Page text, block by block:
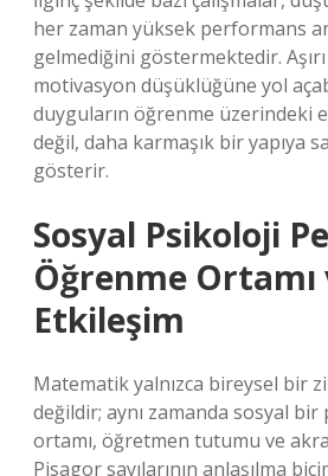
her zaman yüksek performans
gelmediğini göstermektedir.
motivasyon düşüklüğüne yol
duyguların öğrenme üzerindeki
değil, daha karmaşık bir yapıya
gösterir.
Sosyal Psikoloji
Öğrenme Ortamı
Etkileşim
Matematik yalnızca bireysel bir
değildir; aynı zamanda sosyal
ortamı, öğretmen tutumu ve
Pisagor sayılarının anlaşılma